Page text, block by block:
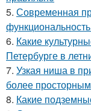
5. Современная
6. Какие
Петербурге в
7. Узкая ниша в
более просторным
8. Какие